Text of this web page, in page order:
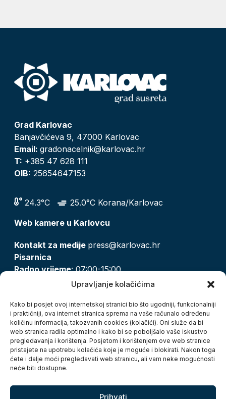
Upravljanje kolačićima
Kako bi posjet ovoj internetskoj stranici bio što ugodniji, funkcionalniji
i praktičniji, ova internet stranica sprema na vaše računalo određenu
količinu informacija, takozvanih cookies (kolačići). Oni služe da bi
web stranica radila optimalno i kako bi se poboljšalo vaše iskustvo
pregledavanja i korištenja. Posjetom i korištenjem ove web stranice
pristajete na upotrebu kolačića koje je moguće i blokirati. Nakon toga
ćete i dalje moći pregledavati web stranicu, ali vam neke mogućnosti
neće biti dostupne.
Prihvati
Grad Karlovac
Banjavčićeva 9, 47000 Karlovac
Email: gradonacelnik@karlovac.hr
T: +385 47 628 111
OIB: 25654647153
24.3°C
25.0°C Korana/Karlovac
Web kamere u Karlovcu
Kontakt za medije press@karlovac.hr
Pisarnica
Radno vrijeme: 07:00-15:00
pisarnica@karlovac.hr
Zaštita osobnih podataka
Pristup informacijama
Kolačići
Izjava o pristupačnosti
Turistička zajednica grada Karlovca